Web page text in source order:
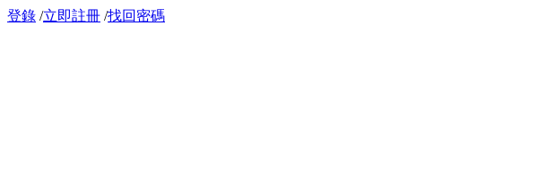
登錄 /立即註冊 /找回密碼